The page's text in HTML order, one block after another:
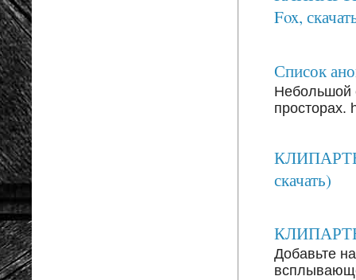
Fox,
Список
Небольшой
просторах.
скачать)
КЛИПАРТЫ:
Добавьте